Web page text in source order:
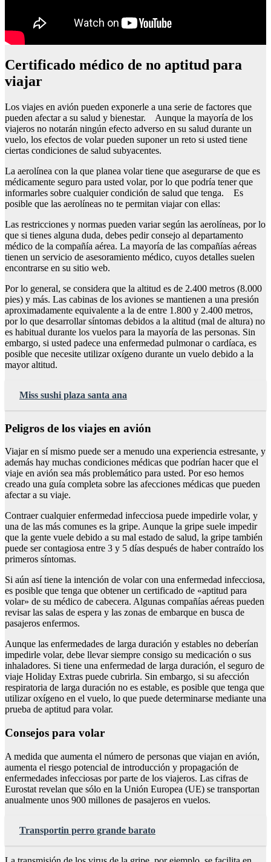
Certificado médico de no aptitud para
viajar
Los viajes en avión pueden exponerle a una serie de factores que
pueden afectar a su salud y bienestar. Aunque la mayoría de los
viajeros no notarán ningún efecto adverso en su salud durante un
vuelo, los efectos de volar pueden suponer un reto si usted tiene
ciertas condiciones de salud subyacentes.
La aerolínea con la que planea volar tiene que asegurarse de que es
médicamente seguro para usted volar, por lo que podría tener que
informarles sobre cualquier condición de salud que tenga. Es
posible que las aerolíneas no te permitan viajar con ellas:
Las restricciones y normas pueden variar según las aerolíneas, por lo
que si tienes alguna duda, debes pedir consejo al departamento
médico de la compañía aérea. La mayoría de las compañías aéreas
tienen un servicio de asesoramiento médico, cuyos detalles suelen
encontrarse en su sitio web.
Por lo general, se considera que la altitud es de 2.400 metros (8.000
pies) y más. Las cabinas de los aviones se mantienen a una presión
aproximadamente equivalente a la de entre 1.800 y 2.400 metros,
por lo que desarrollar síntomas debidos a la altitud (mal de altura) no
es habitual durante los vuelos para la mayoría de las personas. Sin
embargo, si usted padece una enfermedad pulmonar o cardíaca, es
posible que necesite utilizar oxígeno durante un vuelo debido a la
mayor altitud.
Miss sushi plaza santa ana
Peligros de los viajes en avión
Viajar en sí mismo puede ser a menudo una experiencia estresante, y
además hay muchas condiciones médicas que podrían hacer que el
viaje en avión sea más problemático para usted. Por eso hemos
creado una guía completa sobre las afecciones médicas que pueden
afectar a su viaje.
Contraer cualquier enfermedad infecciosa puede impedirle volar, y
una de las más comunes es la gripe. Aunque la gripe suele impedir
que la gente vuele debido a su mal estado de salud, la gripe también
puede ser contagiosa entre 3 y 5 días después de haber contraído los
primeros síntomas.
Si aún así tiene la intención de volar con una enfermedad infecciosa,
es posible que tenga que obtener un certificado de «aptitud para
volar» de su médico de cabecera. Algunas compañías aéreas pueden
revisar las salas de espera y las zonas de embarque en busca de
pasajeros enfermos.
Aunque las enfermedades de larga duración y estables no deberían
impedirle volar, debe llevar siempre consigo su medicación o sus
inhaladores. Si tiene una enfermedad de larga duración, el seguro de
viaje Holiday Extras puede cubrirla. Sin embargo, si su afección
respiratoria de larga duración no es estable, es posible que tenga que
utilizar oxígeno en el vuelo, lo que puede determinarse mediante una
prueba de aptitud para volar.
Consejos para volar
A medida que aumenta el número de personas que viajan en avión,
aumenta el riesgo potencial de introducción y propagación de
enfermedades infecciosas por parte de los viajeros. Las cifras de
Eurostat revelan que sólo en la Unión Europea (UE) se transportan
anualmente unos 900 millones de pasajeros en vuelos.
Transportin perro grande barato